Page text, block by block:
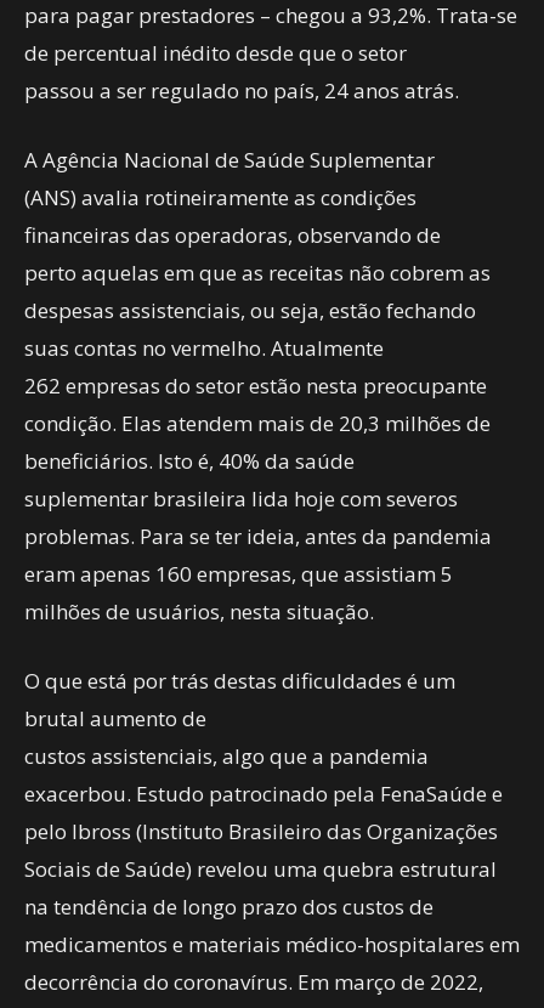
para pagar prestadores – chegou a 93,2%. Trata-se
de percentual inédito desde que o setor
passou a ser regulado no país, 24 anos atrás.
A Agência Nacional de Saúde Suplementar
(ANS) avalia rotineiramente as condições
financeiras das operadoras, observando de
perto aquelas em que as receitas não cobrem as
despesas assistenciais, ou seja, estão fechando
suas contas no vermelho. Atualmente
262 empresas do setor estão nesta preocupante
condição. Elas atendem mais de 20,3 milhões de
beneficiários. Isto é, 40% da saúde
suplementar brasileira lida hoje com severos
problemas. Para se ter ideia, antes da pandemia
eram apenas 160 empresas, que assistiam 5
milhões de usuários, nesta situação.
O que está por trás destas dificuldades é um
brutal aumento de
custos assistenciais, algo que a pandemia
exacerbou. Estudo patrocinado pela FenaSaúde e
pelo Ibross (Instituto Brasileiro das Organizações
Sociais de Saúde) revelou uma quebra estrutural
na tendência de longo prazo dos custos de
medicamentos e materiais médico-hospitalares em
decorrência do coronavírus. Em março de 2022,